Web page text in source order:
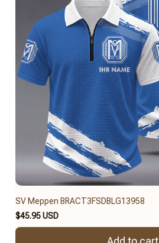
SV Meppen BRACT3FSDBLG13958
$45.95 USD